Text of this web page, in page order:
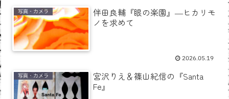
写真・カメラ
伴田良輔『眼の楽園』―ヒカリモ
ノを求めて
2026.05.19
写真・カメラ
宮沢りえ＆篠山紀信の『Santa
Fe』